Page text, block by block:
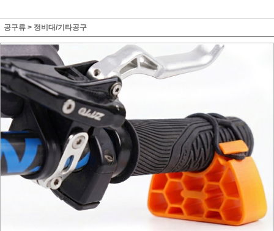
공구류 > 정비대/기타공구